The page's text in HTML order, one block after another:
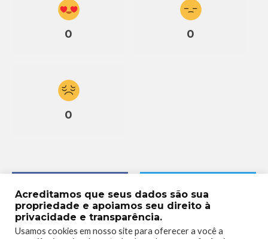
0 0
0
Acreditamos que seus dados são sua
propriedade e apoiamos seu direito à
privacidade e transparência.
Usamos cookies em nosso site para oferecer a você a